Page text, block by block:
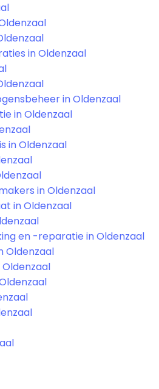
in Oldenzaal
in Oldenzaal
in Oldenzaal
in Oldenzaal
in Oldenzaal
in Oldenzaal
en -reparatie in Oldenzaal
Oldenzaal